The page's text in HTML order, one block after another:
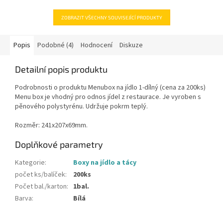
ZOBRAZIT VŠECHNY SOUVISEJÍCÍ PRODUKTY
Popis Podobné (4) Hodnocení Diskuze
Detailní popis produktu
Podrobnosti o produktu Menubox na jídlo 1-dílný (cena za 200ks)
Menu box je vhodný pro odnos jídel z restaurace. Je vyroben s
pěnového polystyrénu. Udržuje pokrm teplý.
Rozměr: 241x207x69mm.
Doplňkové parametry
Kategorie:
Boxy na jídlo a tácy
počet ks/balíček:
200ks
Počet bal./karton: 1bal.
Barva:
Bílá